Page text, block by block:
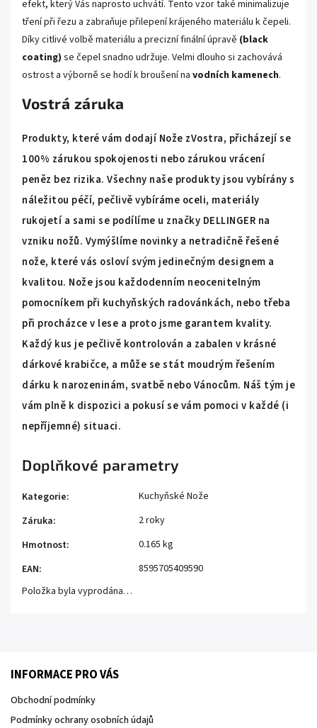
efekt, který Vás naprosto uchvátí. Tento vzor také minimalizuje
tření při řezu a zabraňuje přilepení krájeného materiálu k čepeli.
Díky citlivé volbě materiálu a precizní finální úpravě (black
coating) se čepel snadno udržuje. Velmi dlouho si zachovává
ostrost a výborně se hodí k broušení na vodních kamenech.
Vostrá záruka
Produkty, které vám dodají Nože zVostra, přicházejí se
100% zárukou spokojenosti nebo zárukou vrácení
peněz bez rizika. Všechny naše produkty jsou vybírány s
náležitou péčí, pečlivě vybíráme oceli, materiály
rukojetí a sami se podílíme u značky DELLINGER na
vzniku nožů. Vymýšlíme novinky a netradičně řešené
nože, které vás osloví svým jedinečným designem a
kvalitou. Nože jsou každodenním neocenitelným
pomocníkem při kuchyňských radovánkách, nebo třeba
při procházce v lese a proto jsme garantem kvality.
Každý kus je pečlivě kontrolován a zabalen v krásné
dárkové krabičce, a může se stát moudrým řešením
dárku k narozeninám, svatbě nebo Vánocům. Náš tým je
vám plně k dispozici a pokusí se vám pomoci v každé (i
nepříjemné) situaci.
Doplňkové parametry
Kategorie:
Kuchyňské Nože
Záruka:
2 roky
Hmotnost:
0.165 kg
EAN:
8595705409590
Položka byla vyprodána…
INFORMACE PRO VÁS
Obchodní podmínky
Podmínky ochrany osobních údajů